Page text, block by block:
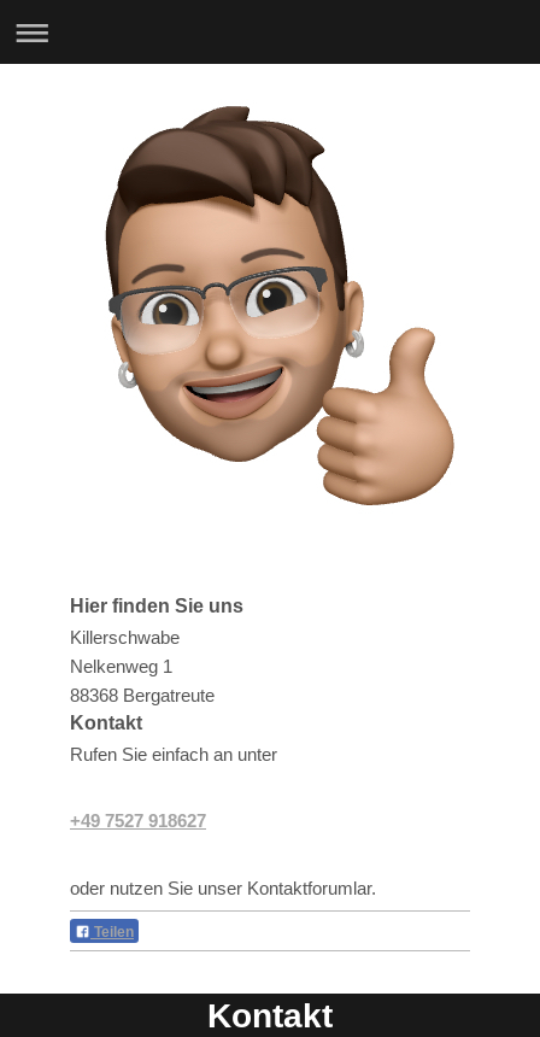
Hier finden Sie uns
Killerschwabe
Nelkenweg 1
88368 Bergatreute
Kontakt
Rufen Sie einfach an unter
+49 7527 918627
oder nutzen Sie unser Kontaktforumlar.
Teilen
Kontakt